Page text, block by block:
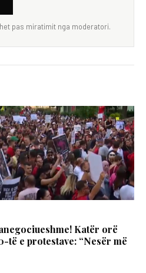
pas miratimit nga moderatori.
Katër orë
të e protestave: “Nesër më